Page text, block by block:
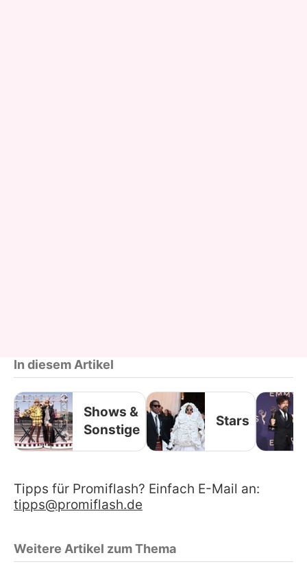
In diesem Artikel
Shows &
Sonstige
Stars
Tipps für Promiflash? Einfach E-Mail an:
tipps@promiflash.de
Weitere Artikel zum Thema